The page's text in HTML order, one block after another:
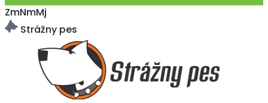
ZmNmMj
Strážny pes